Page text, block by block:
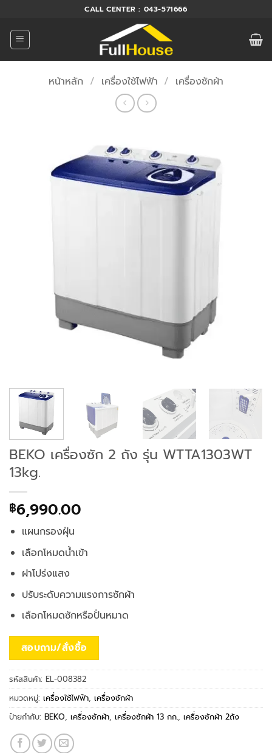
ยัง
เนื้อหา
CALL CENTER : 043-571666
หน้าหลัก / เครื่องใช้ไฟฟ้า / เครื่องซักผ้า
BEKO เครื่องซัก 2 ถัง รุ่น WTTA1303WT
13kg.
฿6,990.00
แผนกรองฝุ่น
เลือกโหมดน้ำเข้า
ฝาโปร่งแสง
ปรับระดับความแรงการซักผ้า
เลือกโหมดซักหรือปั่นหมาด
สอบถาม/สั่งซื้อ
รหัสสินค้า: EL-008382
หมวดหมู่: เครื่องใช้ไฟฟ้า, เครื่องซักผ้า
ป้ายกำกับ: BEKO, เครื่องซักผ้า, เครื่องซักผ้า 13 กก., เครื่องซักผ้า 2ถัง